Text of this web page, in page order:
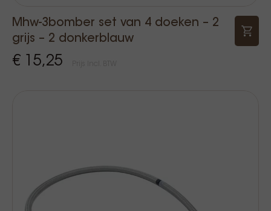
Mhw-3bomber set van 4 doeken – 2
grijs – 2 donkerblauw
€ 15,25